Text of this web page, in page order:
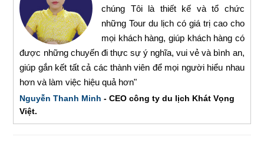
chúng Tôi là thiết kế và tổ chức
những Tour du lịch có giá trị cao cho
mọi khách hàng, giúp khách hàng có
được những chuyến đi thực sự ý nghĩa, vui vẻ và bình an,
giúp gắn kết tất cả các thành viên để mọi người hiểu nhau
hơn và làm việc hiệu quả hơn"
Nguyễn Thanh Minh - CEO công ty du lịch Khát Vọng
Việt.